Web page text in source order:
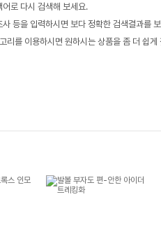
로 다시 검색해 보세요.
등을 입력하시면 보다 정확한 검색결과를
리를 이용하시면 원하시는 상품을 좀 더 쉽게